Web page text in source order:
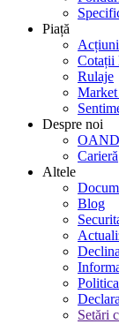
Piață
Cotații
Rulaje
Despre noi
Carieră
Altele
Blog
Setări